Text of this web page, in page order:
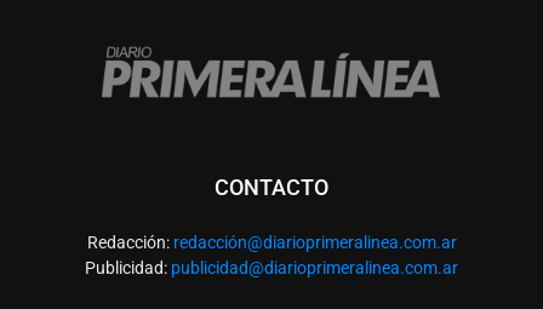
CONTACTO
Redacción: redacción@diarioprimeralinea.com.ar
Publicidad: publicidad@diarioprimeralinea.com.ar